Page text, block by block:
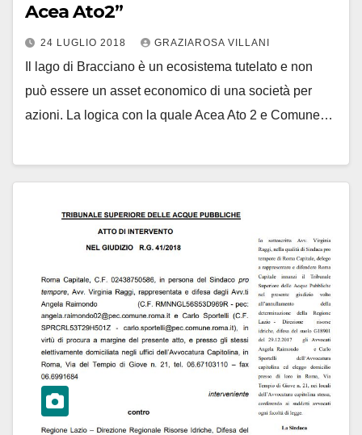
Acea Ato2”
24 LUGLIO 2018 GRAZIAROSA VILLANI
Il lago di Bracciano è un ecosistema tutelato e non
può essere un asset economico di una società per
azioni. La logica con la quale Acea Ato 2 e Comune…